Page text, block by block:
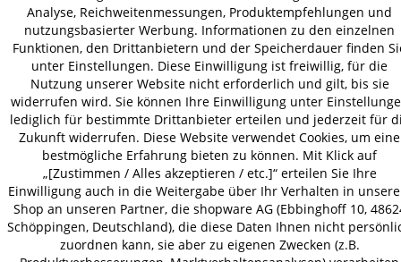
Analyse, Reichweitenmessungen, Produktempfehlungen und
nutzungsbasierter Werbung. Informationen zu den einzelnen
Funktionen, den Drittanbietern und der Speicherdauer finden
unter Einstellungen. Diese Einwilligung ist freiwillig, für die
Nutzung unserer Website nicht erforderlich und gilt, bis sie
widerrufen wird. Sie können Ihre Einwilligung unter
lediglich für bestimmte Drittanbieter erteilen und jederzeit für
Zukunft widerrufen. Diese Website verwendet Cookies, um eine
bestmögliche Erfahrung bieten zu können. Mit Klick auf
„[Zustimmen / Alles akzeptieren / etc.]“ erteilen Sie Ihre
Einwilligung auch in die Weitergabe über Ihr Verhalten in
Shop an unseren Partner, die shopware AG (Ebbinghoff 10,
Schöppingen, Deutschland), die diese Daten Ihnen nicht
zuordnen kann, sie aber zu eigenen Zwecken (z.B.